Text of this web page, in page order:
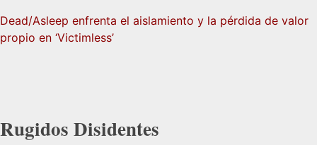
Dead/Asleep enfrenta el aislamiento y la pérdida de valor
propio en ‘Victimless’
Rugidos Disidentes